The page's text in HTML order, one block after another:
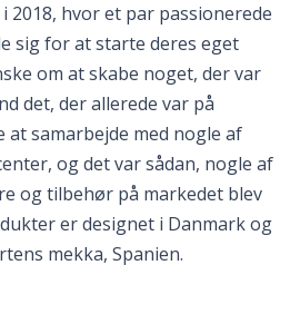
2018, hvor et par passionerede
sig for at starte deres eget
om at skabe noget, der var
det, der allerede var på
at samarbejde med nogle af
og det var sådan, nogle af
og tilbehør på markedet blev
er designet i Danmark og
mekka, Spanien.